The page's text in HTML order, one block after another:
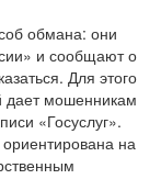
обмана: они
и сообщают о
Для этого
дает мошенникам
«Госуслуг».
на